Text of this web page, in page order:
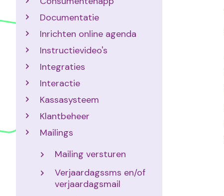
Documentatie
Inrichten online agenda
Instructievideo's
Integraties
Interactie
Kassasysteem
Klantbeheer
Mailings
Mailing versturen
Verjaardagssms en/of
verjaardagsmail